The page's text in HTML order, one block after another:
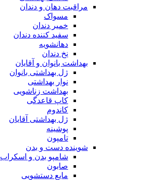
مراقبت دهان و دندان
مسواک
خمیر دندان
سفید کننده دندان
دهانشویه
نخ دندان
بهداشت بانوان و آقایان
ژل بهداشتی بانوان
نوار بهداشتی
بهداشت زناشویی
کاپ قاعدگی
کاندوم
ژل بهداشتی آقایان
پوشینه
تامپون
شوینده دست و بدن
شامپو بدن و اسکراب
صابون
مایع دستشویی